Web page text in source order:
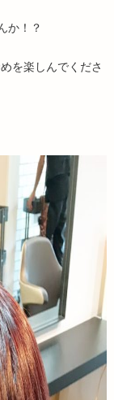
か！？
を楽しんでくださ